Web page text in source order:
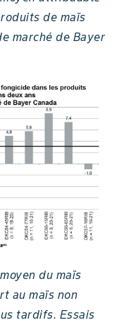
de maïs
marché de Bayer
du maïs
au maïs non
tardifs. Essais